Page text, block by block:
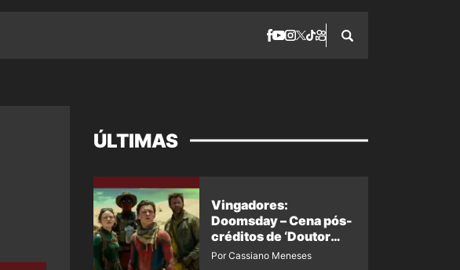
ÚLTIMAS
Vingadores:
Doomsday – Cena pós-
créditos de ‘Doutor
Destino’ é revelada
Por Cassiano Meneses